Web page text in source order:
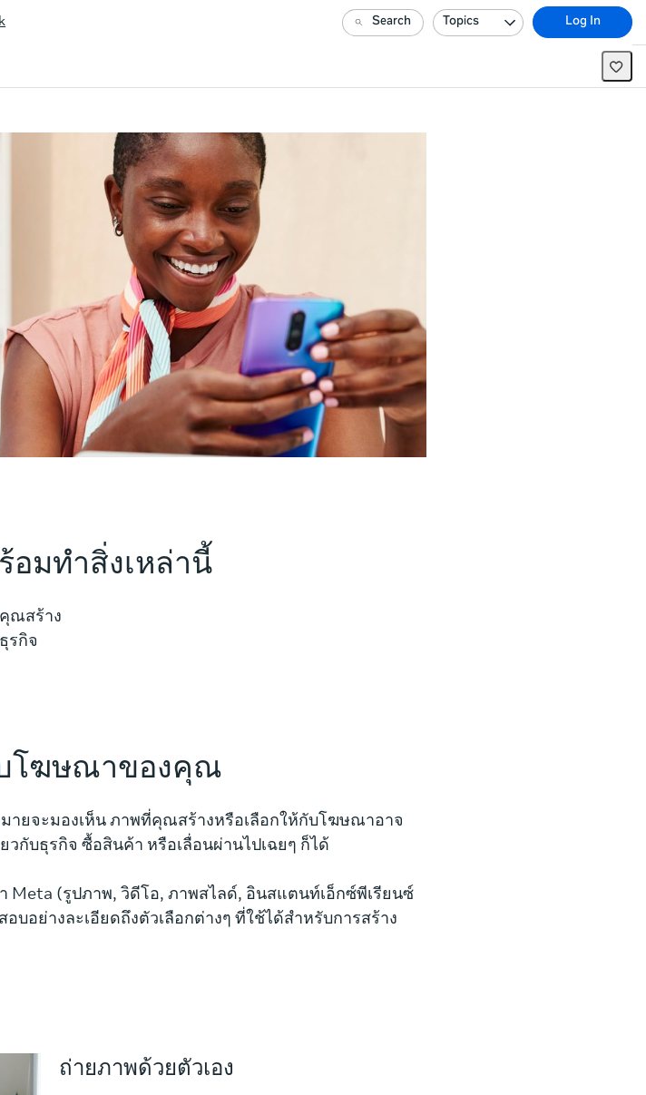
Search Topics Log In
English. View activity
มทำสิ่งเหล่านี้
ณสร้าง
รกิจ
โฆษณาของคุณ
ยจะมองเห็น ภาพที่คุณสร้างหรือเลือกให้กับโฆษณาอาจ
วกับธุรกิจ ซื้อสินค้า หรือเลื่อนผ่านไปเฉยๆ ก็ได้
(รูปภาพ, วิดีโอ, ภาพสไลด์, อินสแตนท์เอ็กซ์พีเรียนซ์
อย่างละเอียดถึงตัวเลือกต่างๆ ที่ใช้ได้สำหรับการสร้าง
ถ่ายภาพด้วยตัวเอง